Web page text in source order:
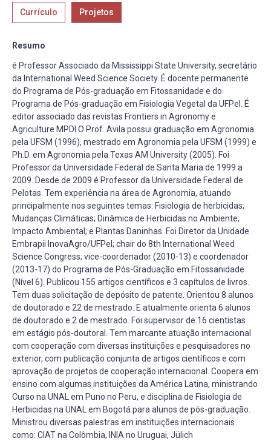
Currículo Projetos
Resumo
é Professor Associado da Mississippi State University, secretário
da International Weed Science Society. É docente permanente
do Programa de Pós-graduação em Fitossanidade e do
Programa de Pós-graduação em Fisiologia Vegetal da UFPel. É
editor associado das revistas Frontiers in Agronomy e
Agriculture MPDI.O Prof. Avila possui graduação em Agronomia
pela UFSM (1996), mestrado em Agronomia pela UFSM (1999) e
Ph.D. em Agronomia pela Texas AM University (2005). Foi
Professor da Universidade Federal de Santa Maria de 1999 a
2009. Desde de 2009 é Professor da Universidade Federal de
Pelotas. Tem experiência na área de Agronomia, atuando
principalmente nos seguintes temas: Fisiologia de herbicidas;
Mudanças Climáticas; Dinâmica de Herbicidas no Ambiente;
Impacto Ambiental; e Plantas Daninhas. Foi Diretor da Unidade
Embrapii InovaAgro/UFPel; chair do 8th International Weed
Science Congress; vice-coordenador (2010-13) e coordenador
(2013-17) do Programa de Pós-Graduação em Fitossanidade
(Nível 6). Publicou 155 artigos científicos e 3 capítulos de livros.
Tem duas solicitação de depósito de patente. Orientou 8 alunos
de doutorado e 22 de mestrado. E atualmente orienta 6 alunos
de doutorado e 2 de mestrado. Foi supervisor de 16 cientistas
em estágio pós-doutoral. Tem marcante atuação internacional
com cooperação com diversas instituições e pesquisadores no
exterior, com publicação conjunta de artigos científicos e com
aprovação de projetos de cooperação internacional. Coopera em
ensino com algumas instituições da América Latina, ministrando
Curso na UNAL em Puno no Peru, e disciplina de Fisiologia de
Herbicidas na UNAL em Bogotá para alunos de pós-graduação.
Ministrou diversas palestras em instituições internacionais
como: CIAT na Colômbia, INIA no Uruguai, Jülich